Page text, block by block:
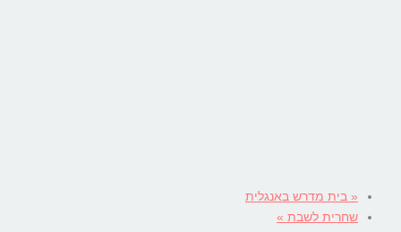
« בית מדרש באנגלית
שחרית לשבת »